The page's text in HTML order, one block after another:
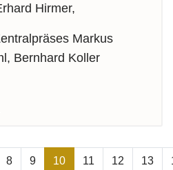
Hirmer,
Markus
Bernhard Koller
8 9 10 11 12 13